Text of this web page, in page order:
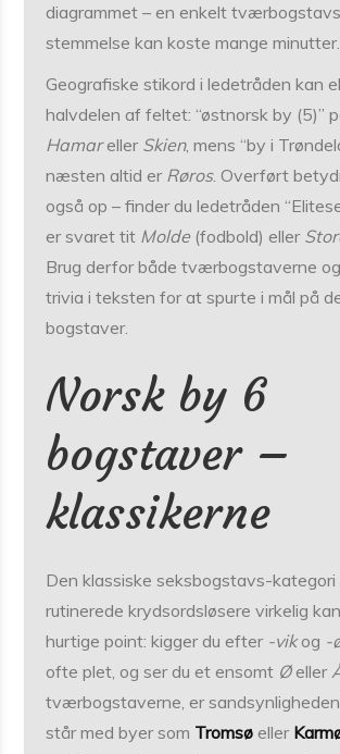
diagrammet – en enkelt
stemmelse kan koste mange minutter.
Geografiske stikord i ledetråden kan
halvdelen af feltet: “østnorsk by (5)”
Hamareller Skien, mens “by i
næsten altid er Røros. Overført
også op – finder du ledetråden
er svaret tit Molde(fodbold) eller
Brug derfor både tværbogstaverne
trivia i teksten for at spurte i mål på
bogstaver.
Norsk by 6
bogstaver –
klassikerne
Den klassiske seksbogstavs-kategori
rutinerede krydsordsløsere virkelig
hurtige point: kigger du efter -vikog -
ofte plet, og ser du et ensomt Øeller
tværbogstaverne, er
står med byer som Tromsø eller